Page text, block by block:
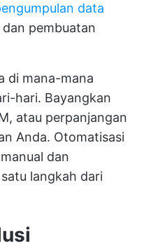
data
pembuatan
di mana-mana
hari. Bayangkan
atau perpanjangan
Anda. Otomatisasi
dan
langkah dari